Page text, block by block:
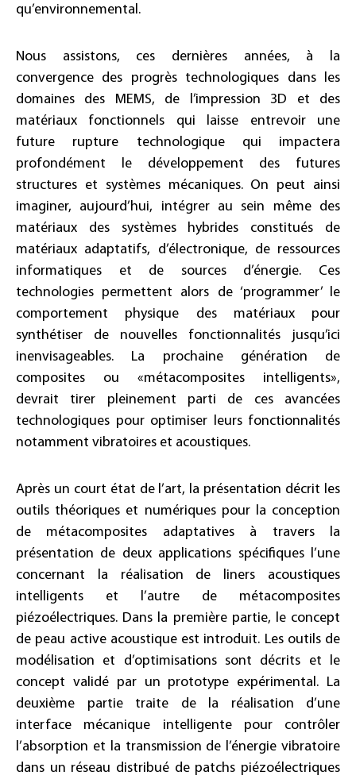
qu’environnemental.
Nous assistons, ces dernières années, à la
convergence des progrès technologiques dans les
domaines des MEMS, de l’impression 3D et des
matériaux fonctionnels qui laisse entrevoir une
future rupture technologique qui impactera
profondément le développement des futures
structures et systèmes mécaniques. On peut ainsi
imaginer, aujourd’hui, intégrer au sein même des
matériaux des systèmes hybrides constitués de
matériaux adaptatifs, d’électronique, de ressources
informatiques et de sources d’énergie. Ces
technologies permettent alors de ‘programmer’ le
comportement physique des matériaux pour
synthétiser de nouvelles fonctionnalités jusqu’ici
inenvisageables. La prochaine génération de
composites ou «métacomposites intelligents»,
devrait tirer pleinement parti de ces avancées
technologiques pour optimiser leurs fonctionnalités
notamment vibratoires et acoustiques.
Après un court état de l’art, la présentation décrit les
outils théoriques et numériques pour la conception
de métacomposites adaptatives à travers la
présentation de deux applications spécifiques l’une
concernant la réalisation de liners acoustiques
intelligents et l’autre de métacomposites
piézoélectriques. Dans la première partie, le concept
de peau active acoustique est introduit. Les outils de
modélisation et d’optimisations sont décrits et le
concept validé par un prototype expérimental. La
deuxième partie traite de la réalisation d’une
interface mécanique intelligente pour contrôler
l’absorption et la transmission de l’énergie vibratoire
dans un réseau distribué de patchs piézoélectriques